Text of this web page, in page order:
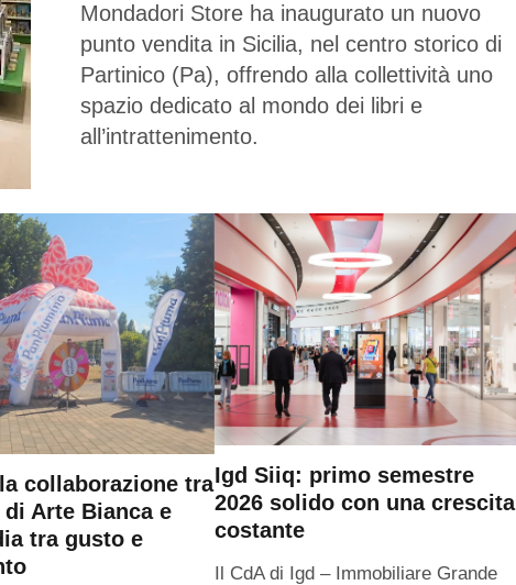
Mondadori Store ha inaugurato un nuovo
punto vendita in Sicilia, nel centro storico di
Partinico (Pa), offrendo alla collettività uno
spazio dedicato al mondo dei libri e
all’intrattenimento.
collaborazione tra
di Arte Bianca e
tra gusto e
Igd Siiq: primo semestre
2026 solido con una crescita
costante
Il CdA di Igd – Immobiliare Grande